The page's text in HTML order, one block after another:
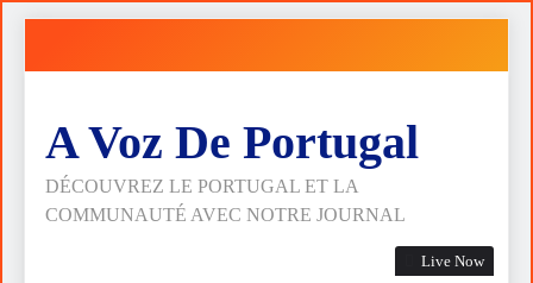
A Voz De Portugal
DÉCOUVREZ LE PORTUGAL ET LA
COMMUNAUTÉ AVEC NOTRE JOURNAL
Live Now